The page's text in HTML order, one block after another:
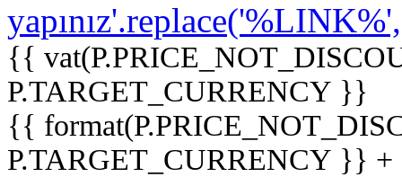
{{
P.TARGET_CURRENCY }}
{{
P.TARGET_CURRENCY }}